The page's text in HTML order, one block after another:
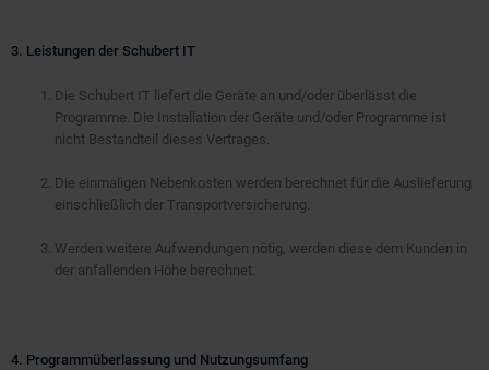
3. Leistungen der Schubert IT
Die Schubert IT liefert die Geräte an und/oder überlässt die
Programme. Die Installation der Geräte und/oder Programme ist
nicht Bestandteil dieses Vertrages.
Die einmaligen Nebenkosten werden berechnet für die Auslieferung
einschließlich der Transportversicherung.
Werden weitere Aufwendungen nötig, werden diese dem Kunden in
der anfallenden Höhe berechnet.
4. Programmüberlassung und Nutzungsumfang